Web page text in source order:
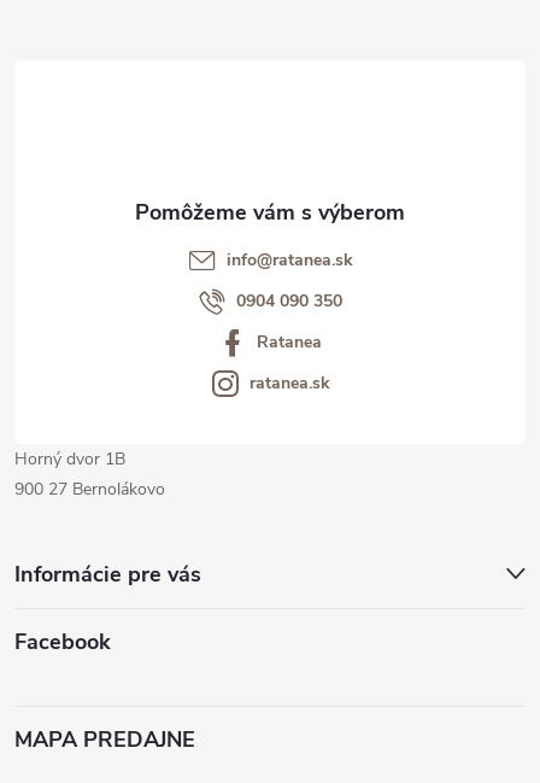
Informácie pre vás
Facebook
info@ratanea.sk
0904 090 350
Ratanea
ratanea.sk
Horný dvor 1B
900 27 Bernolákovo
MAPA PREDAJNE